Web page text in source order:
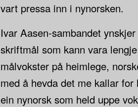
vart pressa inn i nynorsken.
Ivar Aasen-sambandet
skriftmål som kann vara
målvokster på heimlege,
med å hevda det me kallar
ein nynorsk som held uppe